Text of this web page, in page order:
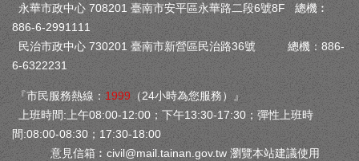
永華市政中心 708201 臺南市安平區永華路二段6號8F 總機︰
886-6-2991111
民治市政中心 730201 臺南市新營區民治路36號 總機：886-
6-6322231
『市民服務熱線： 1999 （24小時為您服務）』
上班時間:上午08:00-12:00；下午13:30-17:30；彈性上班時
間:08:00-08:30；17:30-18:00
意見信箱︰ civil@mail.tainan.gov.tw 瀏覽本站建議使用